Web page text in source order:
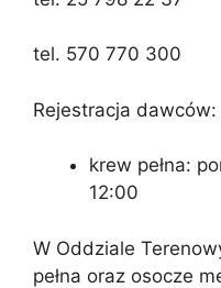
tel. 570 770 300
Rejestracja dawców:
krew pełna:
12:00
W Oddziale
pełna oraz osocze